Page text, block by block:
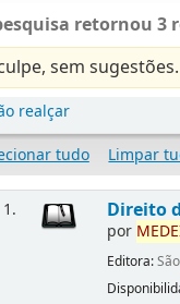
retornou 3
sem sugestões.
realçar
tudo
Limpar
1. Direito
por MEDE
Editora: